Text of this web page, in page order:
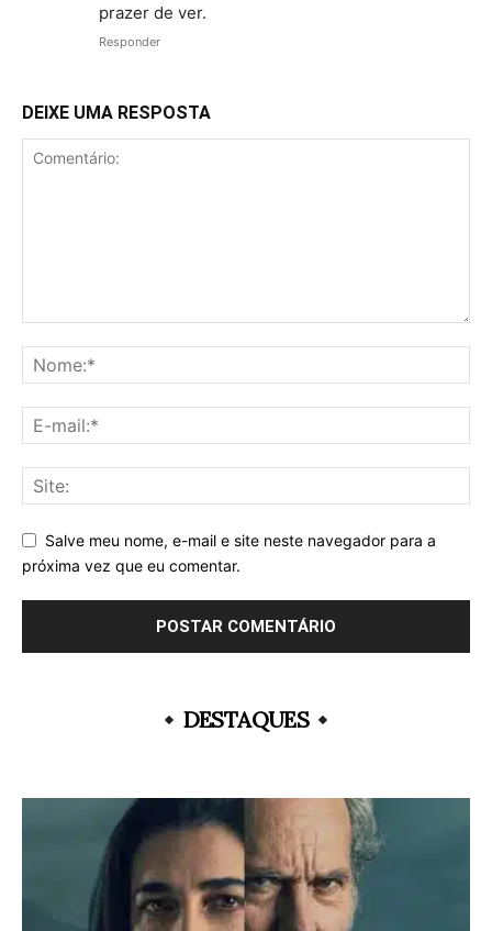
prazer de ver.
Responder
DEIXE UMA RESPOSTA
Salve meu nome, e-mail e site neste navegador para a
próxima vez que eu comentar.
DESTAQUES